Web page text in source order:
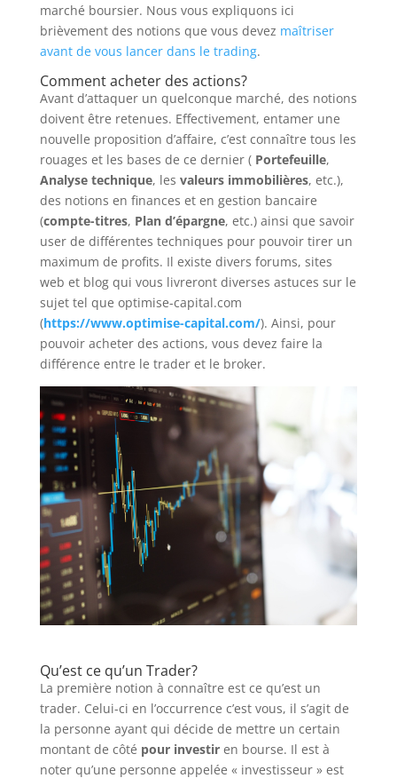
marché boursier. Nous vous expliquons ici
brièvement des notions que vous devez maîtriser
avant de vous lancer dans le trading.
Comment acheter des actions?
Avant d’attaquer un quelconque marché, des notions
doivent être retenues. Effectivement, entamer une
nouvelle proposition d’affaire, c’est connaître tous les
rouages et les bases de ce dernier ( Portefeuille,
Analyse technique, les valeurs immobilières, etc.),
des notions en finances et en gestion bancaire
(compte-titres, Plan d’épargne, etc.) ainsi que savoir
user de différentes techniques pour pouvoir tirer un
maximum de profits. Il existe divers forums, sites
web et blog qui vous livreront diverses astuces sur le
sujet tel que optimise-capital.com
(https://www.optimise-capital.com/). Ainsi, pour
pouvoir acheter des actions, vous devez faire la
différence entre le trader et le broker.
Qu’est ce qu’un Trader?
La première notion à connaître est ce qu’est un
trader. Celui-ci en l’occurrence c’est vous, il s’agit de
la personne ayant qui décide de mettre un certain
montant de côté pour investir en bourse. Il est à
noter qu’une personne appelée « investisseur » est